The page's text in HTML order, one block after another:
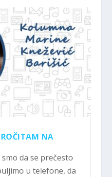
NA
da se prečesto
u telefone, da